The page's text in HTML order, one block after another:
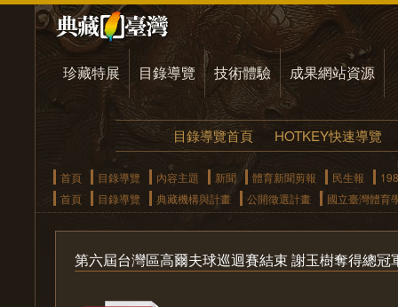
珍藏特展 目錄導覽 技術體驗 成果網站資源
目錄導覽首頁 HOTKEY快速導覽
首頁 目錄導覽 內容主題 新聞 體育新聞剪報 民生報
首頁
目錄導覽 典藏機構與計畫 公開徵選計畫 國立臺灣體育
第六屆台灣區高爾夫球巡迴賽結束 謝玉樹奪得總冠